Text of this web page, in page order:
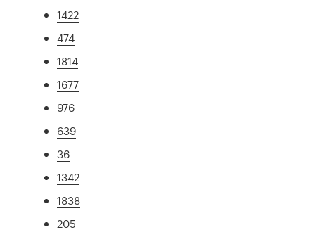
1422
474
1814
1677
976
639
36
1342
1838
205